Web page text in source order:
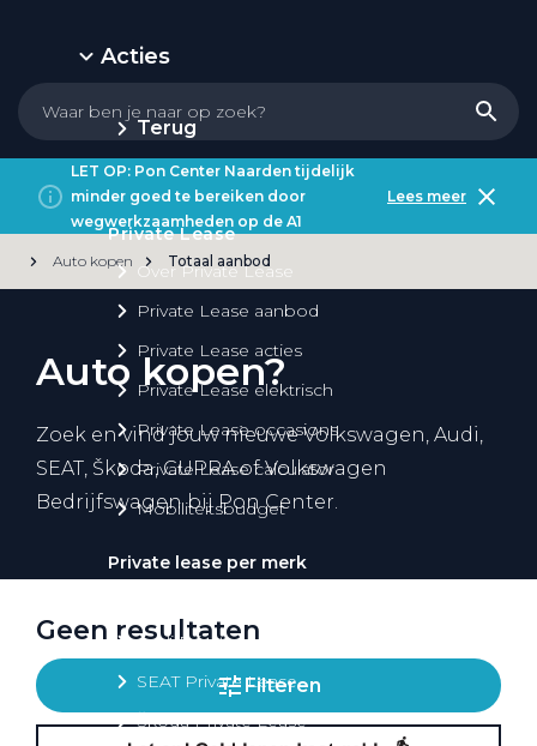
Acties
Terug
Private Lease
Over Private Lease
Private Lease aanbod
Private Lease acties
Private Lease elektrisch
Private Lease occasions
Private Lease calculator
Mobiliteitsbudget
Private lease per merk
Audi Private Lease
SEAT Private Lease
Škoda Private Lease
LET OP: Pon Center Naarden tijdelijk
minder goed te bereiken door
wegwerkzaamheden op de A1
Lees meer
Auto kopen Totaal aanbod
Auto kopen?
Zoek en vind jouw nieuwe Volkswagen, Audi,
SEAT, Škoda, CUPRA of Volkswagen
Bedrijfswagen bij Pon Center.
Geen resultaten
Filteren